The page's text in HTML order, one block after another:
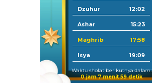
Dzuhur 12:02
Ashar 15:23
Maghrib 17:58
Isya 19:09
Waktu sholat berikutnya dalam:
0 jam 7 menit 58 detik